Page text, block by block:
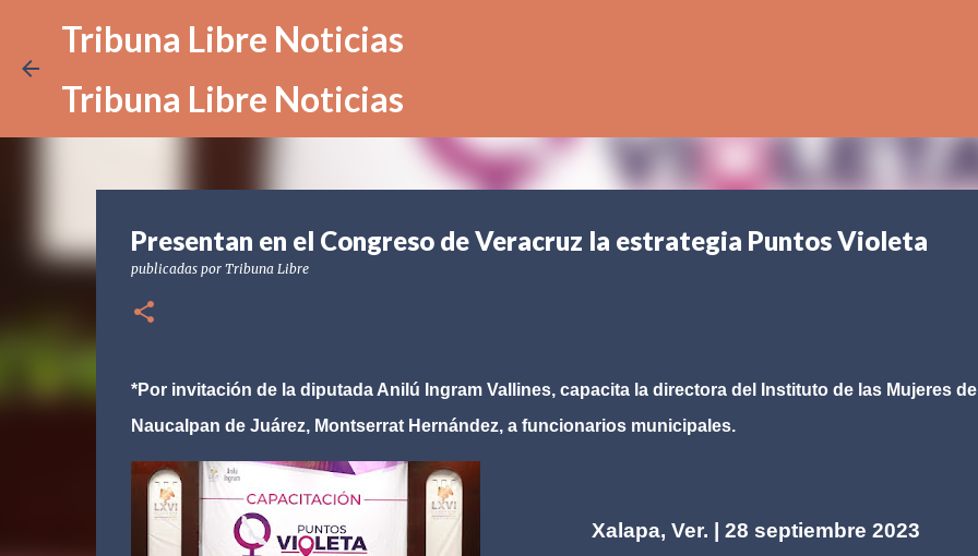
Tribuna Libre Noticias
Tribuna Libre Noticias
Presentan en el Congreso de Veracruz la estrategia Puntos Violeta
publicadas por Tribuna Libre
*Por invitación de la diputada Anilú Ingram Vallines, capacita la directora del Instituto de las Mujeres de
Naucalpan de Juárez, Montserrat Hernández, a funcionarios municipales.
Xalapa, Ver. | 28 septiembre 2023